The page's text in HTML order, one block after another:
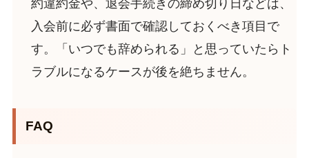
約違約金や、退会手続きの締め切り日などは、
入会前に必ず書面で確認しておくべき項目で
す。「いつでも辞められる」と思っていたらト
ラブルになるケースが後を絶ちません。
FAQ